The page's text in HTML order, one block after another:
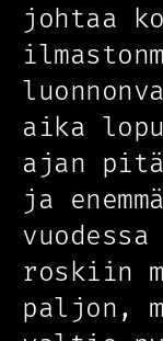
johtaa
aika
ajan
ja
roskiin
paljon,